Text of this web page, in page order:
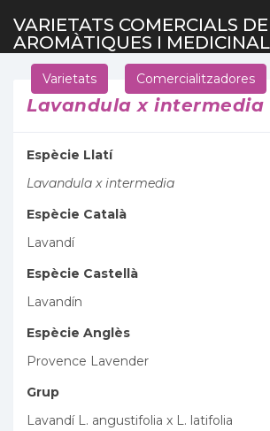
VARIETATS COMERCIALS
AROMÀTIQUES I
Varietats Comercialitzadores
Lavandula x intermedia
Espècie Llatí
Lavandula x intermedia
Espècie Català
Lavandí
Espècie Castellà
Lavandín
Espècie Anglès
Provence Lavender
Grup
Lavandí L. angustifolia x L. latifolia